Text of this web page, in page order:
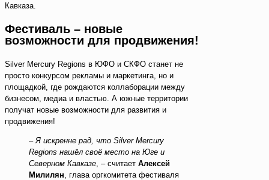
Кавказа.
Фестиваль – новые
возможности для продвижения!
Silver Mercury Regions в ЮФО и СКФО станет не
просто конкурсом рекламы и маркетинга, но и
площадкой, где рождаются коллаборации между
бизнесом, медиа и властью. А южные территории
получат новые возможности для развития и
продвижения!
– Я искренне рад, что Silver Mercury
Regions нашёл своё место на Юге и
Северном Кавказе , – считает Алексей
Милилян , глава оргкомитета фестиваля